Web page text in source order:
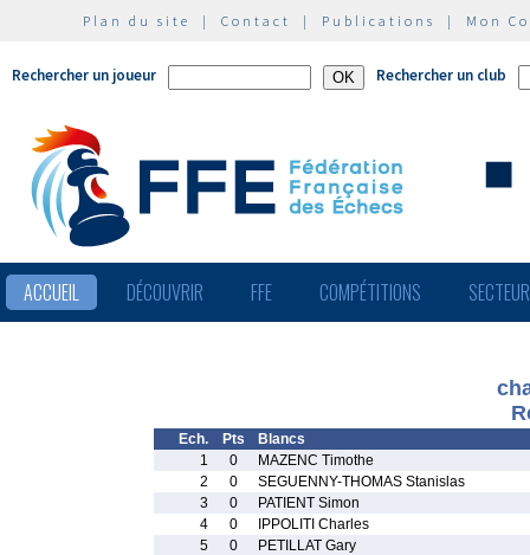
Plan du site | Contact | Publications | Mon
Rechercher un joueur Rechercher un club
ACCUEIL DÉCOUVRIR FFE COMPÉTITIONS
Ech. Pts
Blancs
1
0
MAZENC Timothe
2
0
SEGUENNY-THOMAS Stanislas
3
0
PATIENT Simon
4
0
IPPOLITI Charles
5
0
PETILLAT Gary